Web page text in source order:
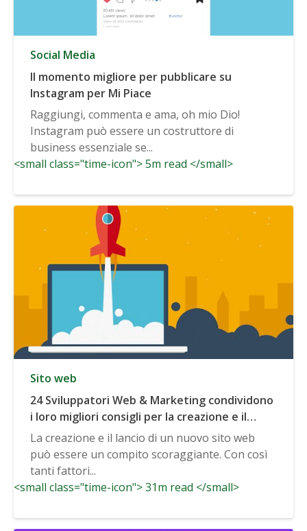
Social Media
Il momento migliore per pubblicare su
Instagram per Mi Piace
Raggiungi, commenta e ama, oh mio Dio!
Instagram può essere un costruttore di
business essenziale se...
<small class="time-icon"> 5m read </small>
Sito web
24 Sviluppatori Web & Marketing condividono
i loro migliori consigli per la creazione e il
lancio di un nuovo sito web
La creazione e il lancio di un nuovo sito web
può essere un compito scoraggiante. Con così
tanti fattori...
<small class="time-icon"> 31m read </small>